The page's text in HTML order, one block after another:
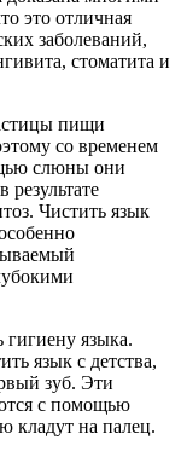
это отличная
заболеваний,
стоматита и
пищи
со временем
слюны они
результате
Чистить язык
гигиену языка.
язык с детства,
зуб. Эти
с помощью
кладут на палец.